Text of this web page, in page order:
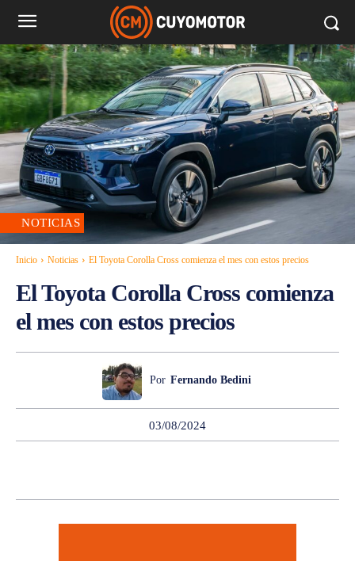
NOTICIAS
Inicio Noticias El Toyota Corolla Cross comienza el mes con estos precios
El Toyota Corolla Cross comienza
el mes con estos precios
Por Fernando Bedini
03/08/2024